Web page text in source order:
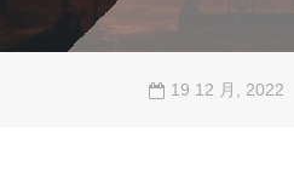
19 12 月, 2022